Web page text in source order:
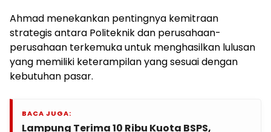
Ahmad menekankan pentingnya kemitraan
strategis antara Politeknik dan perusahaan-
perusahaan terkemuka untuk menghasilkan lulusan
yang memiliki keterampilan yang sesuai dengan
kebutuhan pasar.
BACA JUGA:
Lampung Terima 10 Ribu Kuota BSPS,